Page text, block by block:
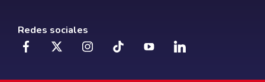
Redes sociales